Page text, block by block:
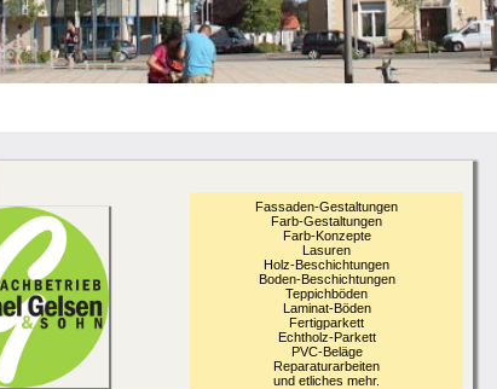
Fassaden-Gestaltungen
Farb-Gestaltungen
Farb-Konzepte
Lasuren
Holz-Beschichtungen
Boden-Beschichtungen
Teppichböden
Laminat-Böden
Fertigparkett
Echtholz-Parkett
PVC-Beläge
Reparaturarbeiten
und etliches mehr.